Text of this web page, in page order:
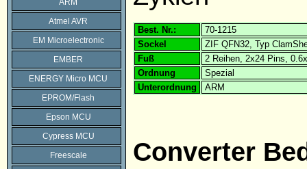
ARM
Atmel AVR
EM Microelectronic
EMBER
ENERGY Micro MCU
EPROM/Flash
Epson MCU
Cypress MCU
Freescale
Best. Nr.:
70-1215
Sockel
ZIF QFN32, Typ
Fuß
2 Reihen, 2x24 Pins,
Ordnung
Spezial
Unterordnung
ARM
Converter